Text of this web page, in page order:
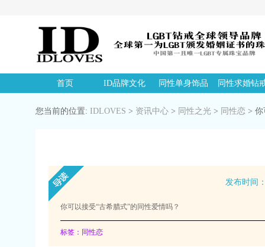
首页 ID品牌文化 同性单身饰品 同性求婚钻
您当前的位置: IDLOVES > 资讯中心 > 同性之光 > 同性恋 > 你
发布时间
你可以接受“古希腊式”的同性爱情吗？
标签：同性恋